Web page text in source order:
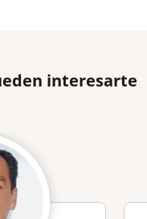
interesarte